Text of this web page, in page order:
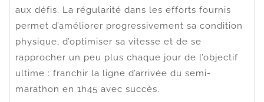
aux défis. La régularité dans les efforts fournis
permet d’améliorer progressivement sa condition
physique, d’optimiser sa vitesse et de se
rapprocher un peu plus chaque jour de l’objectif
ultime : franchir la ligne d’arrivée du semi-
marathon en 1h45 avec succès.